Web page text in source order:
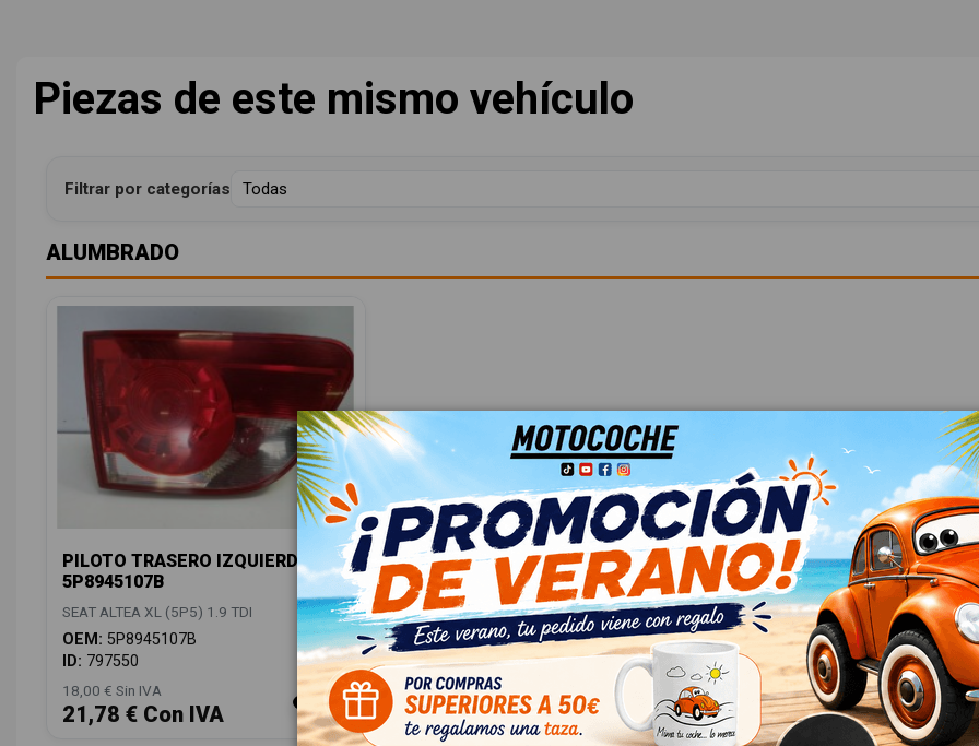
Piezas de este mismo vehículo
Filtrar por categorías
ALUMBRADO
PILOTO TRASERO IZQUIERDO
5P8945107B
SEAT ALTEA XL (5P5) 1.9 TDI
OEM: 5P8945107B
ID: 797550
18,00 € Sin IVA
21,78 € Con IVA